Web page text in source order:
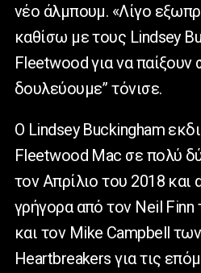
νέο άλμπουμ. «Λίγο
καθίσω με τους Lindsey
Fleetwood για να
δουλεύουμε” τόνισε.
Ο Lindsey Buckingham
Fleetwood Mac σε πολύ
τον Απρίλιο του 2018 και
γρήγορα από τον Neil
και τον Mike Campbell
Heartbreakers για τις